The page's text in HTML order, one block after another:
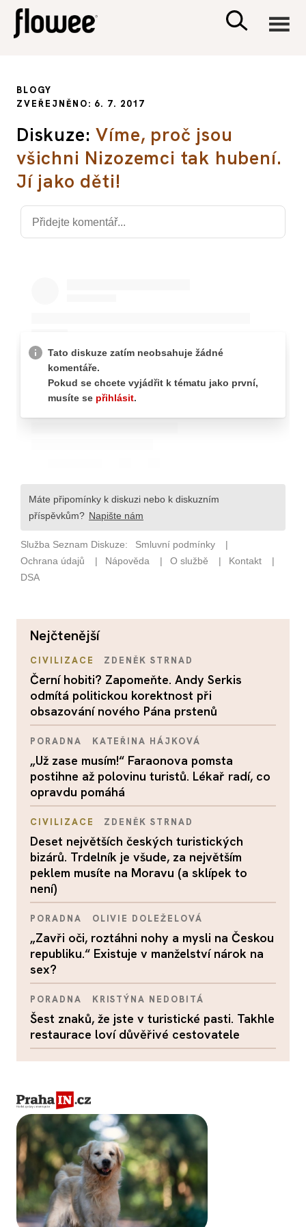
PSYCHOLOGIE
SEX A VZTAHY
BLOGY
ZVEŘEJNĚNO: 6. 7. 2017
Diskuze:Víme, proč jsou
všichni Nizozemci tak hubení.
Jí jako děti!
nejčtenější
CIVILIZACE ZDENĚK STRNAD
Černí hobiti? Zapomeňte. Andy Serkis
odmítá politickou korektnost při
obsazování nového Pána prstenů
PORADNA KATEŘINA HÁJKOVÁ
„Už zase musím!“ Faraonova pomsta
postihne až polovinu turistů. Lékař radí, co
opravdu pomáhá
CIVILIZACE ZDENĚK STRNAD
Deset největších českých turistických
bizárů. Trdelník je všude, za největším
peklem musíte na Moravu (a sklípek to
není)
PORADNA OLIVIE DOLEŽELOVÁ
„Zavři oči, roztáhni nohy a mysli na Českou
republiku.“ Existuje v manželství nárok na
sex?
PORADNA KRISTÝNA NEDOBITÁ
Šest znaků, že jste v turistické pasti. Takhle
restaurace loví důvěřivé cestovatele